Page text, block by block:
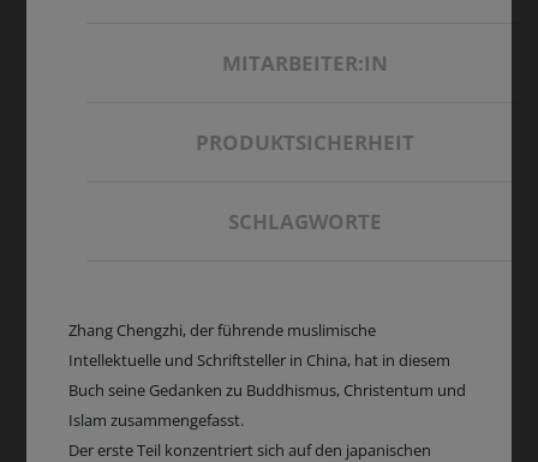
MITARBEITER:IN
PRODUKTSICHERHEIT
SCHLAGWORTE
Zhang Chengzhi, der führende muslimische
Intellektuelle und Schriftsteller in China, hat in diesem
Buch seine Gedanken zu Buddhismus, Christentum und
Islam zusammengefasst.
Der erste Teil konzentriert sich auf den japanischen